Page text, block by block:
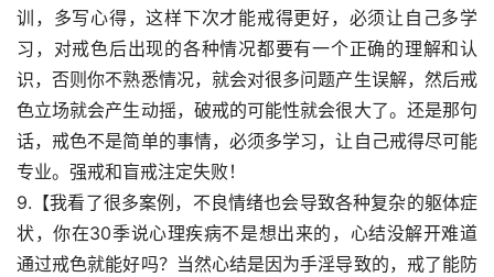
训，多写心得，这样下次才能戒得更好，必须让自己多学
习，对戒色后出现的各种情况都要有一个正确的理解和认
识，否则你不熟悉情况，就会对很多问题产生误解，然后戒
色立场就会产生动摇，破戒的可能性就会很大了。还是那句
话，戒色不是简单的事情，必须多学习，让自己戒得尽可能
专业。强戒和盲戒注定失败！
9.【我看了很多案例，不良情绪也会导致各种复杂的躯体症
状，你在30季说心理疾病不是想出来的，心结没解开难道
通过戒色就能好吗？当然心结是因为手淫导致的，戒了能防